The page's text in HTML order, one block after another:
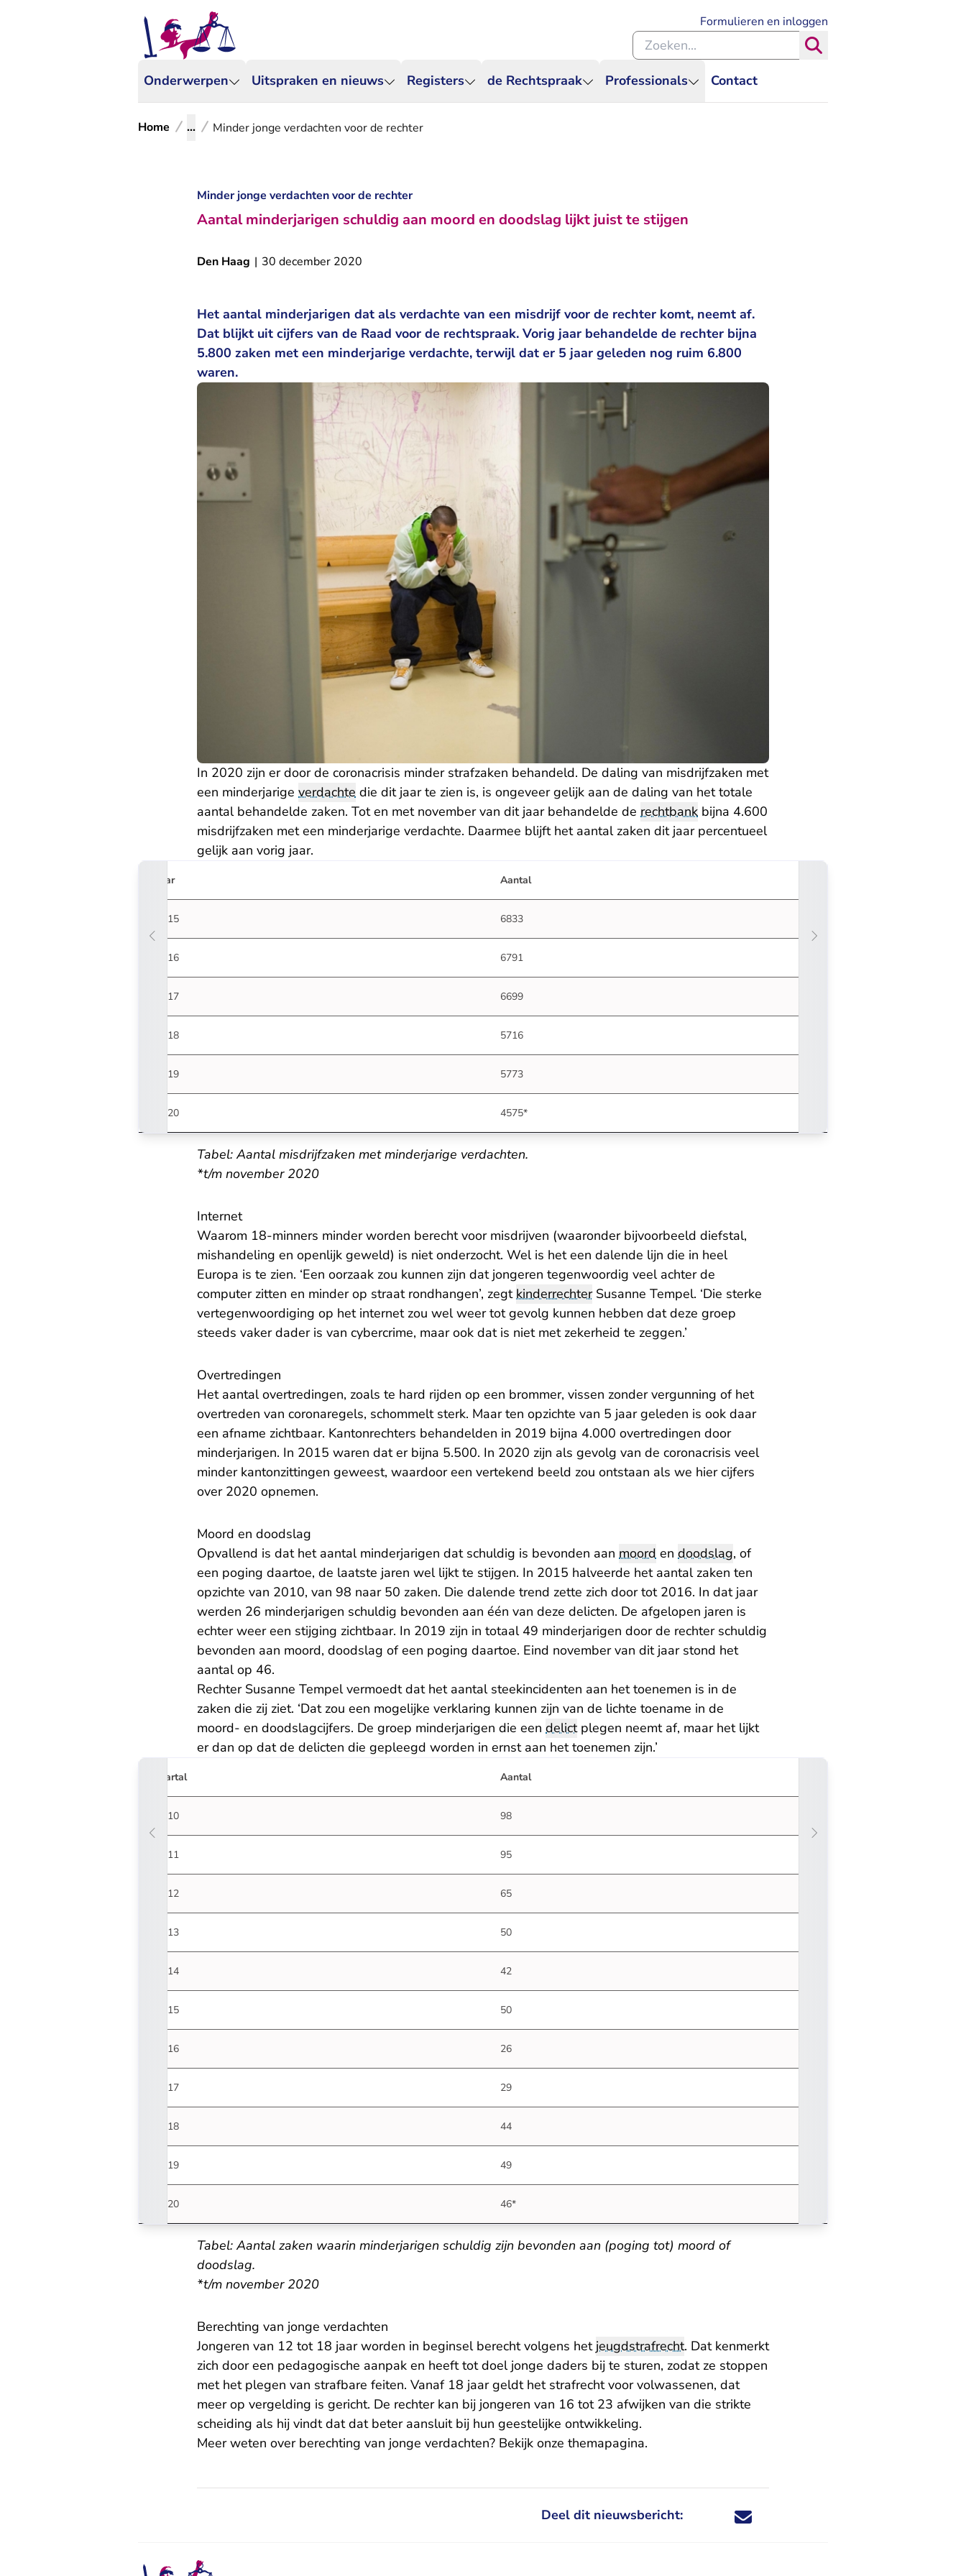
Onderwerpen Uitspraken en nieuws Registers de Rechtspraak Professionals Contact
Formulieren en inloggen
Zoeken binnen de Rechtspraak
Home ... Minder jonge verdachten voor de rechter
Minder jonge verdachten voor de rechter
Aantal minderjarigen schuldig aan moord en doodslag lijkt juist te stijgen
Den Haag | 30 december 2020
Het aantal minderjarigen dat als verdachte van een misdrijf voor de rechter komt, neemt af.
Dat blijkt uit cijfers van de Raad voor de rechtspraak. Vorig jaar behandelde de rechter bijna
5.800 zaken met een minderjarige verdachte, terwijl dat er 5 jaar geleden nog ruim 6.800
waren.
In 2020 zijn er door de coronacrisis minder strafzaken behandeld. De daling van misdrijfzaken met
een minderjarige verdachte die dit jaar te zien is, is ongeveer gelijk aan de daling van het totale
aantal behandelde zaken. Tot en met november van dit jaar behandelde de rechtbank bijna 4.600
misdrijfzaken met een minderjarige verdachte. Daarmee blijft het aantal zaken dit jaar percentueel
gelijk aan vorig jaar.
Jaar Aantal
2015 6833
2016 6791
2017 6699
2018 5716
2019 5773
2020 4575*
Tabel: Aantal misdrijfzaken met minderjarige verdachten.
*t/m november 2020
Internet
Waarom 18-minners minder worden berecht voor misdrijven (waaronder bijvoorbeeld diefstal,
mishandeling en openlijk geweld) is niet onderzocht. Wel is het een dalende lijn die in heel
Europa is te zien. ‘Een oorzaak zou kunnen zijn dat jongeren tegenwoordig veel achter de
computer zitten en minder op straat rondhangen’, zegtkinderrechterSusanne Tempel. ‘Die sterke
vertegenwoordiging op het internet zou wel weer tot gevolg kunnen hebben dat deze groep
steeds vaker dader is van cybercrime, maar ook dat is niet met zekerheid te zeggen.’
Overtredingen
Het aantal overtredingen, zoals te hard rijden op een brommer, vissen zonder vergunning of het
overtreden van coronaregels, schommelt sterk. Maar ten opzichte van 5 jaar geleden is ook daar
een afname zichtbaar. Kantonrechters behandelden in 2019 bijna 4.000 overtredingen door
minderjarigen. In 2015 waren dat er bijna 5.500. In 2020 zijn als gevolg van de coronacrisis veel
minder kantonzittingen geweest, waardoor een vertekend beeld zou ontstaan als we hier cijfers
over 2020 opnemen.
Moord en doodslag
Opvallend is dat het aantal minderjarigen dat schuldig is bevonden aan moord en doodslag, of
een poging daartoe, de laatste jaren wel lijkt te stijgen. In 2015 halveerde het aantal zaken ten
opzichte van 2010, van 98 naar 50 zaken. Die dalende trend zette zich door tot 2016. In dat jaar
werden 26 minderjarigen schuldig bevonden aan één van deze delicten. De afgelopen jaren is
echter weer een stijging zichtbaar. In 2019 zijn in totaal 49 minderjarigen door de rechter schuldig
bevonden aan moord, doodslag of een poging daartoe. Eind november van dit jaar stond het
aantal op 46.
Rechter Susanne Tempel vermoedt dat het aantal steekincidenten aan het toenemen is in de
zaken die zij ziet. ‘Dat zou een mogelijke verklaring kunnen zijn van de lichte toename in de
moord- en doodslagcijfers. De groep minderjarigen die een delictplegen neemt af, maar het lijkt
er dan op dat de delicten die gepleegd worden in ernst aan het toenemen zijn.’
Jaartal Aantal
2010 98
2011 95
2012 65
2013 50
2014 42
2015 50
2016 26
2017 29
2018 44
2019 49
2020 46*
Tabel: Aantal zaken waarin minderjarigen schuldig zijn bevonden aan (poging tot) moord of
doodslag.
*t/m november 2020
Berechting van jonge verdachten
Jongeren van 12 tot 18 jaar worden in beginsel berecht volgens het jeugdstrafrecht. Dat kenmerkt
zich door een pedagogische aanpak en heeft tot doel jonge daders bij te sturen, zodat ze stoppen
met het plegen van strafbare feiten. Vanaf 18 jaar geldt het strafrecht voor volwassenen, dat
meer op vergelding is gericht. De rechter kan bij jongeren van 16 tot 23 afwijken van die strikte
scheiding als hij vindt dat dat beter aansluit bij hun geestelijke ontwikkeling.
Meer weten over berechting van jonge verdachten? Bekijk onze themapagina.
Deel dit nieuwsbericht: Deel dit nieuwsbericht via X - U verlaat
Deel dit nieuwsbericht via Facebook - U
Deel dit nieuwsbericht via e-mail
Deel dit nieuwsbericht via LinkedIn - U